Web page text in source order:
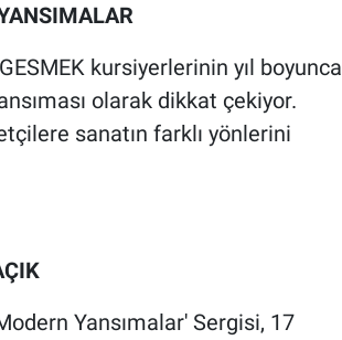
kursiyerlerinin yıl boyunca
olarak dikkat çekiyor.
sanatın farklı yönlerini
Yansımalar' Sergisi, 17